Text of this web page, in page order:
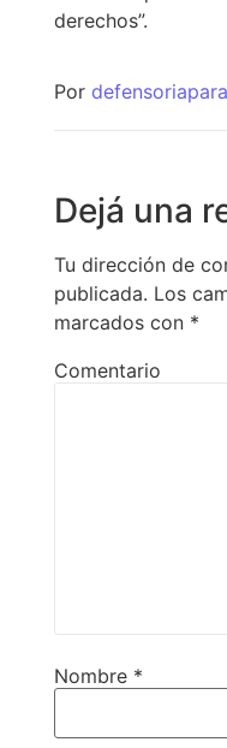
derechos”.
Por
Dejá una
Tu dirección de
publicada. Los
marcados con *
Comentario
Nombre *